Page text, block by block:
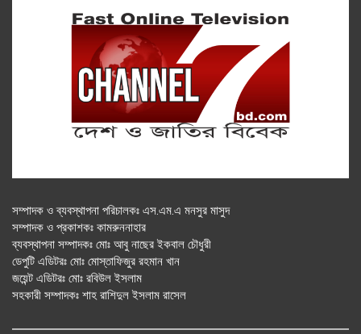
সম্পাদক ও ব্যবস্থাপনা পরিচালকঃ এস.এম.এ মনসুর মাসুদ
সম্পাদক ও প্রকাশকঃ কামরুননাহার
ব্যবস্থাপনা সম্পাদকঃ মোঃ আবু নাছের ইকবাল চৌধুরী
ডেপুটি এডিটরঃ মোঃ মোস্তাফিজুর রহমান খান
জয়েন্ট এডিটরঃ মোঃ রবিউল ইসলাম
সহকারী সম্পাদকঃ শাহ রাশিদুল ইসলাম রাসেল